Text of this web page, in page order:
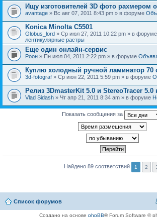
Ищу изготовителей 3D фото рахмером
avantage » Вс авг 07, 2011 8:43 pm » в форуме
Konica Minolta C5501
Globus_lord » Ср июл 27, 2011 10:22 pm » в форуме
лентикулярные растры
Еще один онлайн-сервис
Pоон » Пн июл 04, 2011 2:22 pm » в форуме
Куплю холодный ручной ламинатор 70
3d-fotograf » Ср июн 22, 2011 5:59 pm » в форуме
Релиз 3DmasterKit 5.0 и StereoTracer 5.0
Vlad Sidash » Чт апр 21, 2011 8:34 am » в форуме
Показать сообщения за
Найдено 89 соответствий 1 2
Список форумов
Создано на основе phpBB® Forum Software ©